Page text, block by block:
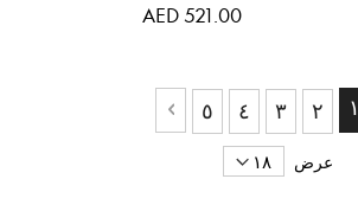
AED 521.00
حاليا انت تقرأ الصفحة
١ حقيبة٢ حقيبة٣ حقيبة٤ حقيبة٥
حقيبة
التالي
عرض